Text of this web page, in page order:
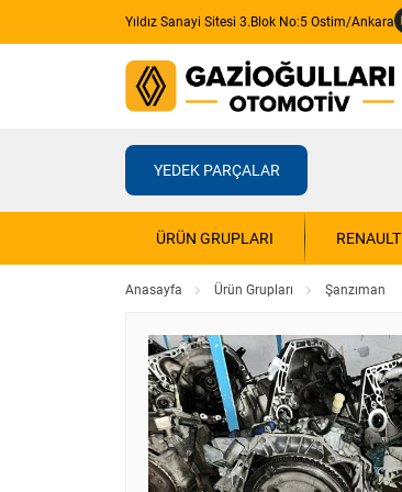
Yıldız Sanayi Sitesi 3.Blok No:5 Ostim/Ankara
YEDEK PARÇALAR
ÜRÜN GRUPLARI RENAULT
Anasayfa Ürün Grupları Şanzıman